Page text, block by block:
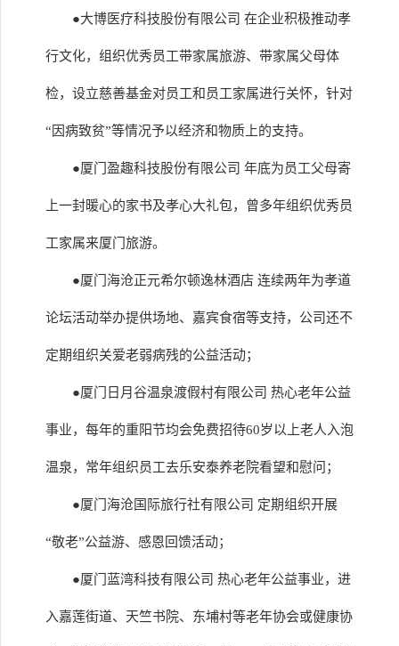
●大博医疗科技股份有限公司 在企业积极推动孝
行文化，组织优秀员工带家属旅游、带家属父母体
检，设立慈善基金对员工和员工家属进行关怀，针对
“因病致贫”等情况予以经济和物质上的支持。
●厦门盈趣科技股份有限公司 年底为员工父母寄
上一封暖心的家书及孝心大礼包，曾多年组织优秀员
工家属来厦门旅游。
●厦门海沧正元希尔顿逸林酒店 连续两年为孝道
论坛活动举办提供场地、嘉宾食宿等支持，公司还不
定期组织关爱老弱病残的公益活动；
●厦门日月谷温泉渡假村有限公司 热心老年公益
事业，每年的重阳节均会免费招待60岁以上老人入泡
温泉，常年组织员工去乐安泰养老院看望和慰问；
●厦门海沧国际旅行社有限公司 定期组织开展
“敬老”公益游、感恩回馈活动；
●厦门蓝湾科技有限公司 热心老年公益事业，进
入嘉莲街道、天竺书院、东埔村等老年协会或健康协